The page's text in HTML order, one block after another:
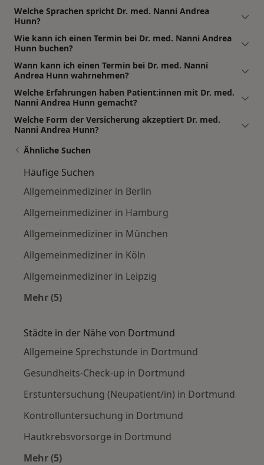
Welche Sprachen spricht Dr. med. Nanni Andrea
Hunn?
Wie kann ich einen Termin bei Dr. med. Nanni Andrea
Hunn buchen?
Wann kann ich einen Termin bei Dr. med. Nanni
Andrea Hunn wahrnehmen?
Welche Erfahrungen haben Patient:innen mit Dr. med.
Nanni Andrea Hunn gemacht?
Welche Form der Versicherung akzeptiert Dr. med.
Nanni Andrea Hunn?
Ähnliche Suchen
Häufige Suchen
Allgemeinmediziner in Berlin
Allgemeinmediziner in Hamburg
Allgemeinmediziner in München
Allgemeinmediziner in Köln
Allgemeinmediziner in Leipzig
Mehr (5)
Städte in der Nähe von Dortmund
Allgemeine Sprechstunde in Dortmund
Gesundheits-Check-up in Dortmund
Erstuntersuchung (Neupatient/in) in Dortmund
Kontrolluntersuchung in Dortmund
Hautkrebsvorsorge in Dortmund
Mehr (5)